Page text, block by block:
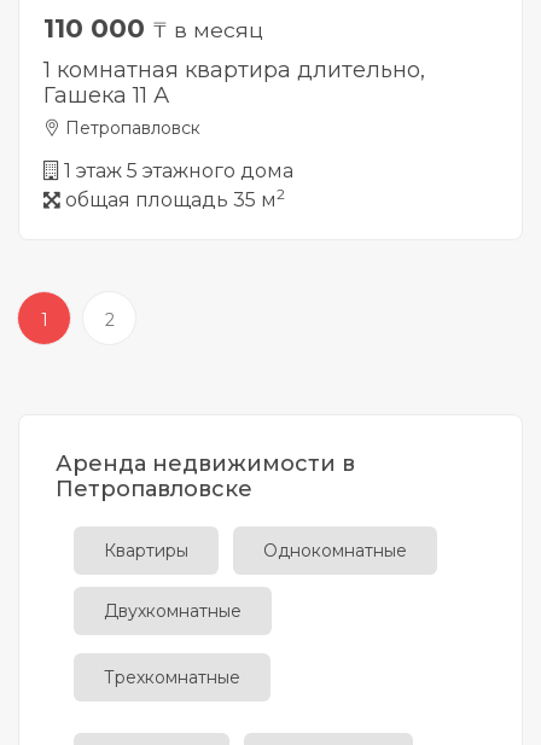
110 000 ₸ в месяц
1 комнатная квартира длительно,
Гашека 11 А
Петропавловск
1 этаж 5 этажного дома
общая площадь 35 м2
1 2
Аренда недвижимости в
Петропавловске
Квартиры Однокомнатные
Двухкомнатные
Трехкомнатные